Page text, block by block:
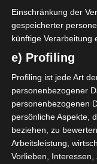
Einschränkung der
gespeicherter
künftige Verarbeitung
e) Profiling
Profiling ist jede Art
personenbezogener
personenbezogenen
persönliche Aspekte,
beziehen, zu
Arbeitsleistung,
Vorlieben,